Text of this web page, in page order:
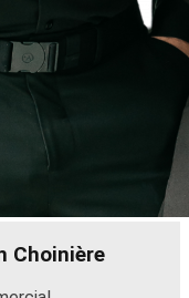
Choinière